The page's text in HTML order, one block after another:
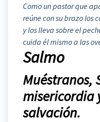
Como un pastor que
reúne con su brazo los
y los lleva sobre el
cuida él mismo a las
Salmo
Muéstranos,
misericordia
salvación.